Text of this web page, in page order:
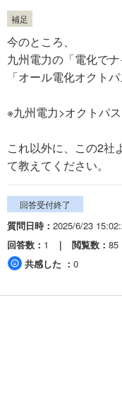
補足
今のところ、
九州電力の「電化で
「オール電化オクト
※九州電力>オクトパス
これ以外に、この2社
て教えてください。
回答受付終了
質問日時
2025/6/23
回答数
1 閲覧数 85
共感した
0